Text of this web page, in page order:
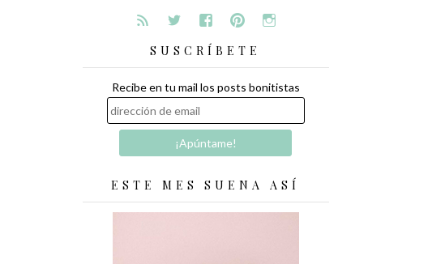
SUSCRÍBETE
Recibe en tu mail los posts bonitistas
ESTE MES SUENA ASÍ